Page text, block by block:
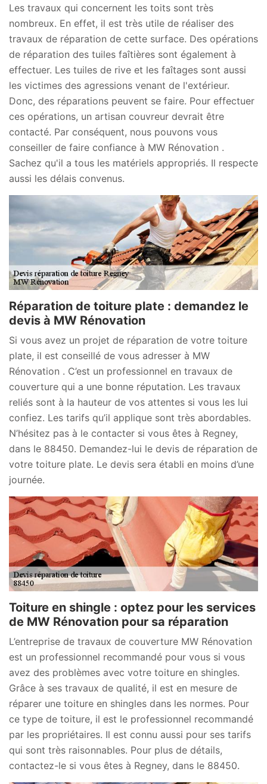
Les travaux qui concernent les toits sont très
nombreux. En effet, il est très utile de réaliser des
travaux de réparation de cette surface. Des opérations
de réparation des tuiles faîtières sont également à
effectuer. Les tuiles de rive et les faîtages sont aussi
les victimes des agressions venant de l'extérieur.
Donc, des réparations peuvent se faire. Pour effectuer
ces opérations, un artisan couvreur devrait être
contacté. Par conséquent, nous pouvons vous
conseiller de faire confiance à MW Rénovation .
Sachez qu'il a tous les matériels appropriés. Il respecte
aussi les délais convenus.
Réparation de toiture plate : demandez le
devis à MW Rénovation
Si vous avez un projet de réparation de votre toiture
plate, il est conseillé de vous adresser à MW
Rénovation . C’est un professionnel en travaux de
couverture qui a une bonne réputation. Les travaux
reliés sont à la hauteur de vos attentes si vous les lui
confiez. Les tarifs qu’il applique sont très abordables.
N’hésitez pas à le contacter si vous êtes à Regney,
dans le 88450. Demandez-lui le devis de réparation de
votre toiture plate. Le devis sera établi en moins d’une
journée.
Toiture en shingle : optez pour les services
de MW Rénovation pour sa réparation
L’entreprise de travaux de couverture MW Rénovation
est un professionnel recommandé pour vous si vous
avez des problèmes avec votre toiture en shingles.
Grâce à ses travaux de qualité, il est en mesure de
réparer une toiture en shingles dans les normes. Pour
ce type de toiture, il est le professionnel recommandé
par les propriétaires. Il est connu aussi pour ses tarifs
qui sont très raisonnables. Pour plus de détails,
contactez-le si vous êtes à Regney, dans le 88450.